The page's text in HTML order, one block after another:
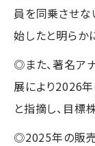
員を同乗させ
始したと明らか
◎また、著名ア
展により2026
と指摘し、目標
◎2025年の販